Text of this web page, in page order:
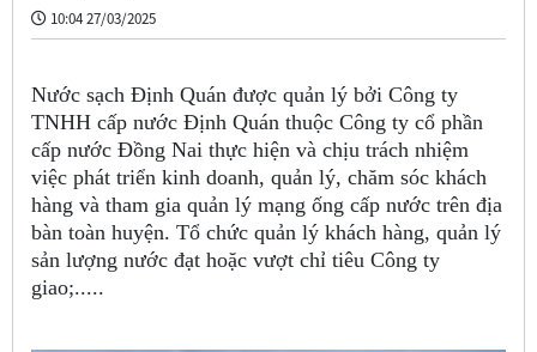
10:04 27/03/2025
Nước sạch Định Quán được quản lý bởi Công ty
TNHH cấp nước Định Quán thuộc Công ty cổ phần
cấp nước Đồng Nai thực hiện và chịu trách nhiệm
việc phát triển kinh doanh, quản lý, chăm sóc khách
hàng và tham gia quản lý mạng ống cấp nước trên địa
bàn toàn huyện. Tổ chức quản lý khách hàng, quản lý
sản lượng nước đạt hoặc vượt chỉ tiêu Công ty
giao;.....